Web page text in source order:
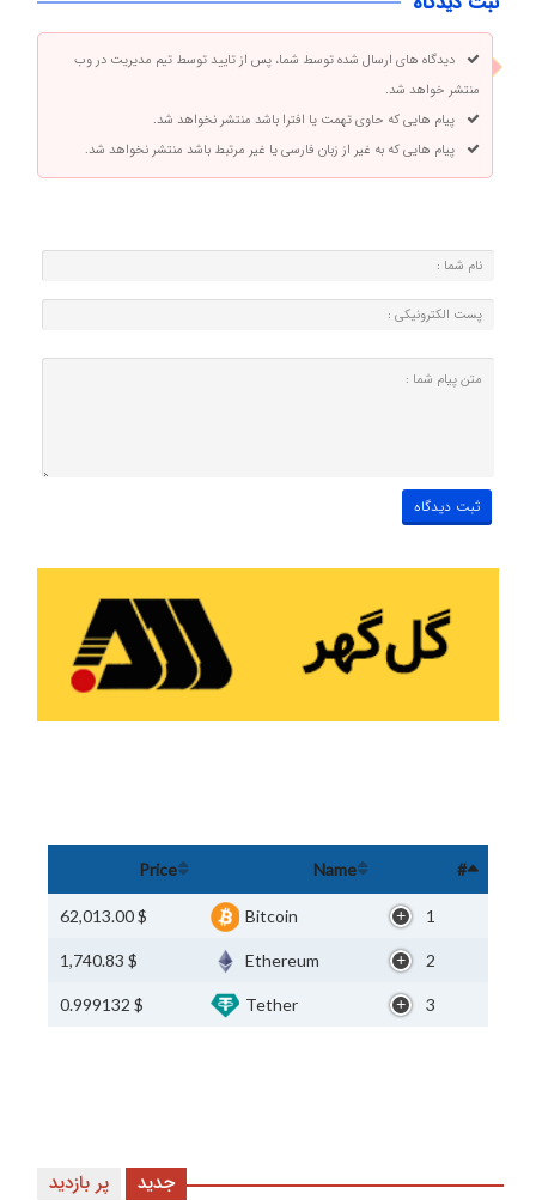
دیدگاه های ارسال شده توسط شما، پس از تایید توسط تیم مدیریت در وب
منتشر خواهد شد.
پیام هایی که حاوی تهمت یا افترا باشد منتشر نخواهد شد.
پیام هایی که به غیر از زبان فارسی یا غیر مرتبط باشد منتشر نخواهد شد.
#
Name
Price
1
Bitcoin
$ 62,013.00
2
Ethereum
$ 1,740.83
3
Tether
$ 0.999132
پر بازدید جدید